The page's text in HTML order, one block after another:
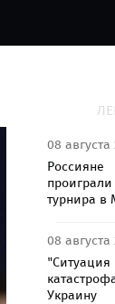
08 августа
турнира в
08 августа
Украину